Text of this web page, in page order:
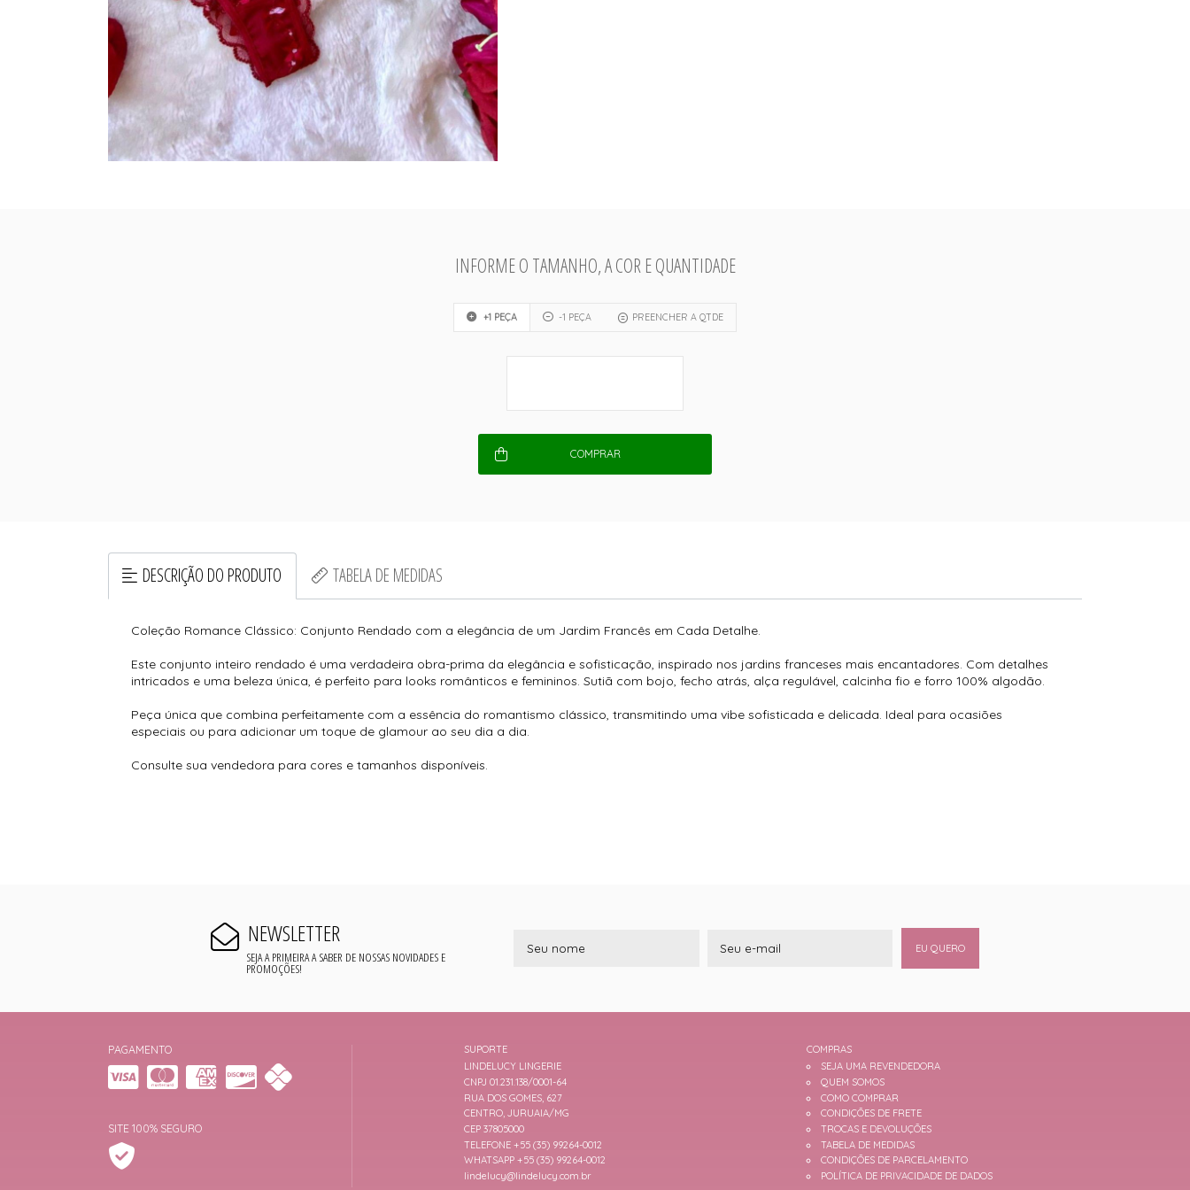
INFORME O TAMANHO, A COR E QUANTIDADE
+1 PEÇA -1 PEÇA PREENCHER A QTDE
COMPRAR
DESCRIÇÃO DO PRODUTO TABELA DE MEDIDAS
Coleção Romance Clássico: Conjunto Rendado com a elegância de um Jardim Francês em Cada Detalhe.
Este conjunto inteiro rendado é uma verdadeira obra-prima da elegância e sofisticação, inspirado nos jardins franceses mais encantadores. Com detalhes
intricados e uma beleza única, é perfeito para looks românticos e femininos. Sutiã com bojo, fecho atrás, alça regulável, calcinha fio e forro 100% algodão.
Peça única que combina perfeitamente com a essência do romantismo clássico, transmitindo uma vibe sofisticada e delicada. Ideal para ocasiões
especiais ou para adicionar um toque de glamour ao seu dia a dia.
Consulte sua vendedora para cores e tamanhos disponíveis.
NEWSLETTER
SEJA A PRIMEIRA A SABER DE NOSSAS NOVIDADES E
PROMOÇÕES!
EU QUERO
PAGAMENTO
SITE 100% SEGURO
SUPORTE
LINDELUCY LINGERIE
CNPJ 01.231.138/0001-64
RUA DOS GOMES, 627
CENTRO, JURUAIA/MG
CEP 37805000
TELEFONE +55 (35) 99264-0012
WHATSAPP +55 (35) 99264-0012
lindelucy@lindelucy.com.br
COMPRAS
SEJA UMA REVENDEDORA
QUEM SOMOS
COMO COMPRAR
CONDIÇÕES DE FRETE
TROCAS E DEVOLUÇÕES
TABELA DE MEDIDAS
CONDIÇÕES DE PARCELAMENTO
POLÍTICA DE PRIVACIDADE DE DADOS